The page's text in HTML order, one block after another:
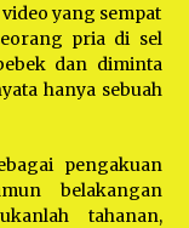
video yang sempat
pria di sel
dan diminta
hanya sebuah
pengakuan
belakangan
tahanan,